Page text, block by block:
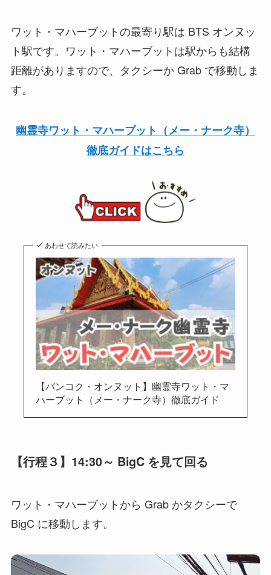
ワット・マハーブットの最寄り駅は BTS オンヌッ
ト駅です。ワット・マハーブットは駅からも結構
距離がありますので、タクシーか Grab で移動しま
す。
幽霊寺ワット・マハーブット（メー・ナーク寺）
徹底ガイドはこちら
あわせて読みたい
【バンコク・オンヌット】幽霊寺ワット・マ
ハーブット（メー・ナーク寺）徹底ガイド
【行程３】14:30～ BigC を見て回る
ワット・マハーブットから Grab かタクシーで
BigC に移動します。